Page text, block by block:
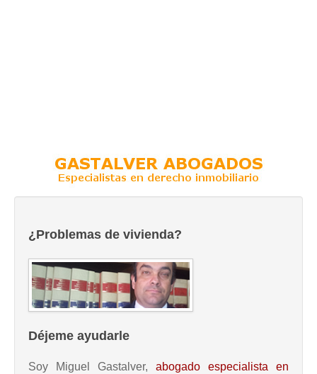
¿Problemas de vivienda?
Déjeme ayudarle
Soy Miguel Gastalver, abogado especialista en